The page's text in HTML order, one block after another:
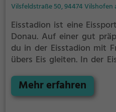
Vilsfeldstraße 50, 94474 Vilshofen
Eisstadion ist eine
Donau. Auf einer gut
du in der Eisstadion mit
übers Eis gleiten. In der
Anfänger können sich mit
Mehr erfahren